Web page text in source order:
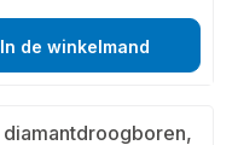
In de winkelmand